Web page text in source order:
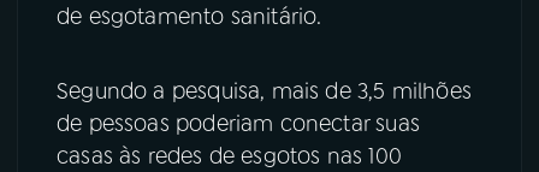
de esgotamento sanitário.
Segundo a pesquisa, mais de 3,5 milhões
de pessoas poderiam conectar suas
casas às redes de esgotos nas 100